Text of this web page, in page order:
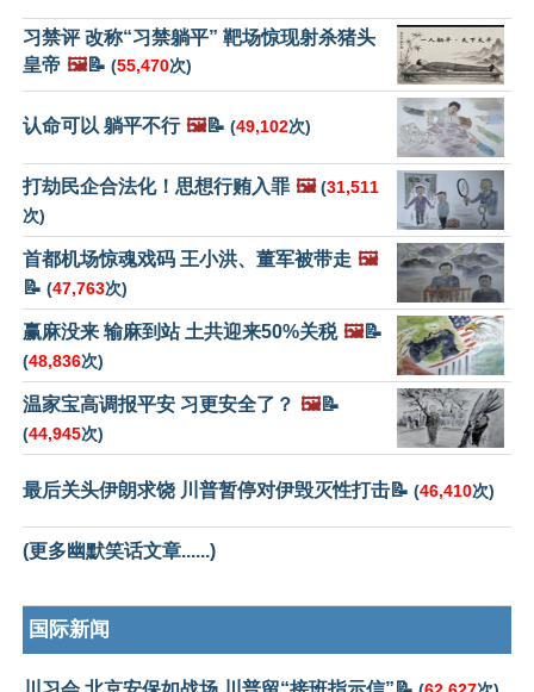
习禁评 改称“习禁躺平” 靶场惊现射杀猪头
皇帝 🖼️📝 (55,470次)
认命可以 躺平不行 🖼️📝 (49,102次)
打劫民企合法化！思想行贿入罪 🖼️ (31,511
次)
首都机场惊魂戏码 王小洪、董军被带走 🖼️
📝 (47,763次)
赢麻没来 输麻到站 土共迎来50%关税 🖼️📝
(48,836次)
温家宝高调报平安 习更安全了？ 🖼️📝
(44,945次)
最后关头伊朗求饶 川普暂停对伊毁灭性打击📝 (46,410次)
(更多幽默笑话文章......)
国际新闻